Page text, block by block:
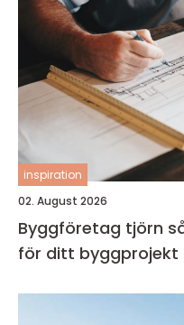
inspiration
02. August 2026
Byggföretag tjörn så väljer du rätt partner
för ditt byggprojekt